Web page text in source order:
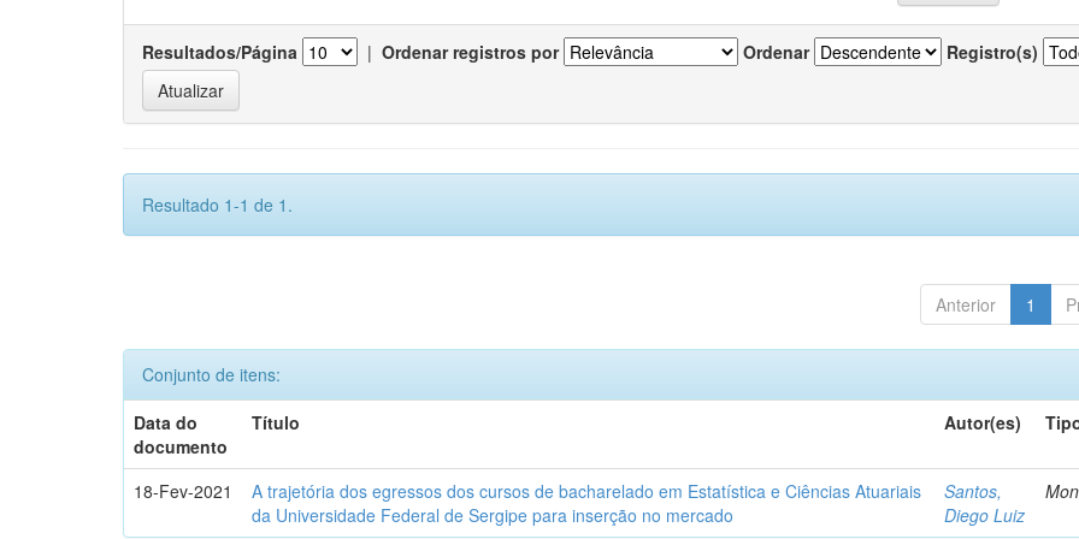
Resultados/Página | Ordenar registros por Ordenar Registro(s)
Resultado 1-1 de 1.
Anterior 1
Conjunto de itens:
Data do
documento
Título Autor(es)
18-Fev-2021
A trajetória dos egressos dos cursos de bacharelado em Estatística e Ciências Atuariais
da Universidade Federal de Sergipe para inserção no mercado
Santos,
Diego Luiz